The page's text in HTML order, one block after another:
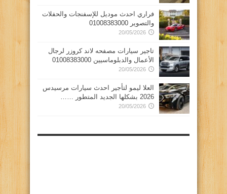
فراري احدث موديل للإسفنجات والحفلات
والتصوير 01008383000
20/05/2026
تاجير سيارات مصفحه لاند كروزر لرجال
الأعمال والدبلوماسيين 01008383000
20/05/2026
العلا ليمو لتأجير احدث سيارات مرسيدس
2026 بشكلها الجديد المتطور ……
20/05/2026